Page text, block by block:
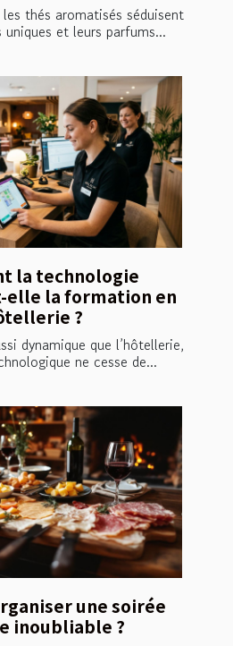
thés aromatisés séduisent
uniques et leurs parfums...
la technologie
la formation en
?
dynamique que l’hôtellerie,
ne cesse de...
une soirée
inoubliable ?